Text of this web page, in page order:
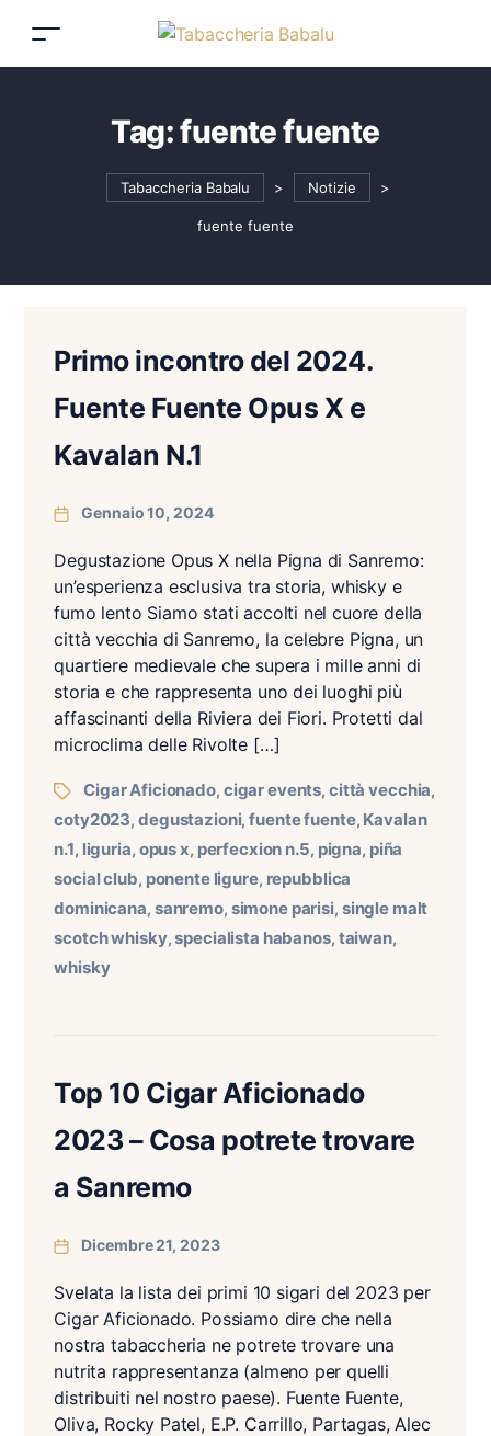
Tag:fuente fuente
Tabaccheria Babalu > Notizie >
fuente fuente
Primo incontro del 2024.
Fuente Fuente Opus X e
Kavalan N.1
Gennaio 10, 2024
Degustazione Opus X nella Pigna di Sanremo:
un’esperienza esclusiva tra storia, whisky e
fumo lento Siamo stati accolti nel cuore della
città vecchia di Sanremo, la celebre Pigna, un
quartiere medievale che supera i mille anni di
storia e che rappresenta uno dei luoghi più
affascinanti della Riviera dei Fiori. Protetti dal
microclima delle Rivolte […]
Cigar Aficionado, cigar events,città vecchia,
coty2023,degustazioni,fuente fuente, Kavalan
n.1, liguria, opus x, perfecxion n.5, pigna, piña
social club, ponente ligure, repubblica
dominicana, sanremo, simone parisi, single malt
scotch whisky,specialista habanos, taiwan,
whisky
Top 10 Cigar Aficionado
2023 – Cosa potrete trovare
a Sanremo
Dicembre 21, 2023
Svelata la lista dei primi 10 sigari del 2023 per
Cigar Aficionado. Possiamo dire che nella
nostra tabaccheria ne potrete trovare una
nutrita rappresentanza (almeno per quelli
distribuiti nel nostro paese). Fuente Fuente,
Oliva, Rocky Patel, E.P. Carrillo, Partagas, Alec